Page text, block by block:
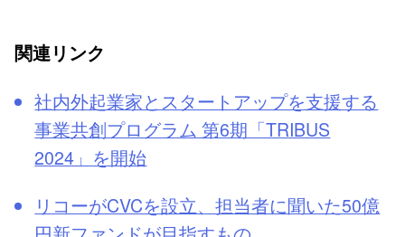
関連リンク
社内外起業家とスタートアップを支援する
事業共創プログラム 第6期「TRIBUS
2024」を開始
リコーがCVCを設立、担当者に聞いた50億